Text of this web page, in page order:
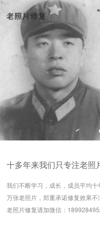
十多年来我们只专注老照
我们不断学习，成长，成员平均
万张老照片，郑重承诺修复效果不
老照片修复请加微信：